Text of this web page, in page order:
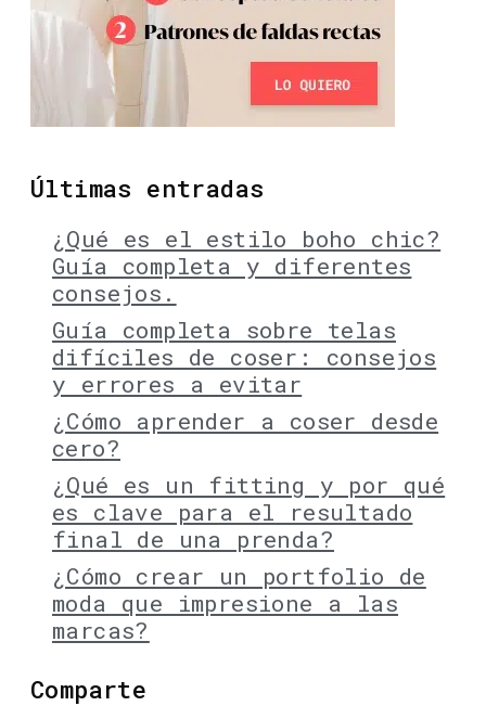
Últimas entradas
¿Qué es el estilo boho chic?
Guía completa y diferentes
consejos.
Guía completa sobre telas
difíciles de coser: consejos
y errores a evitar
¿Cómo aprender a coser desde
cero?
¿Qué es un fitting y por qué
es clave para el resultado
final de una prenda?
¿Cómo crear un portfolio de
moda que impresione a las
marcas?
Comparte